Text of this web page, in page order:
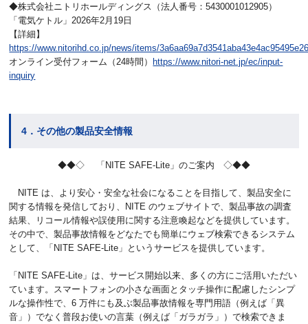
◆株式会社ニトリホールディングス（法人番号：5430001012905）
「電気ケトル」2026年2月19日
【詳細】
https://www.nitorihd.co.jp/news/items/
オンライン受付フォーム（24時間）https://www.nitori-net.jp/ec/input-
inquiry
4．その他の製品安全情報
◆◆◇ 「NITE SAFE-Lite」のご案内 ◇◆◆
NITE は、より安心・安全な社会になることを目指して、製品安全に
関する情報を発信しており、NITE のウェブサイトで、製品事故の調査
結果、リコール情報や誤使用に関する注意喚起などを提供しています。
その中で、製品事故情報をどなたでも簡単にウェブ検索できるシステム
として、「NITE SAFE-Lite」というサービスを提供しています。
「NITE SAFE-Lite」は、サービス開始以来、多くの方にご活用いただい
ています。スマートフォンの小さな画面とタッチ操作に配慮したシンプ
ルな操作性で、6 万件にも及ぶ製品事故情報を専門用語（例えば「異
音」）でなく普段お使いの言葉（例えば「ガラガラ」）で検索できま